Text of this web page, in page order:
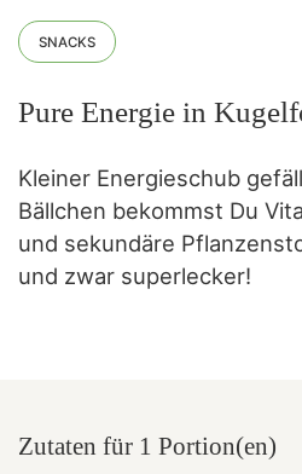
SNACKS
Pure Energie in
Kleiner Energieschub
Bällchen bekommst Du
und sekundäre
und zwar superlecker!
Zutaten für 1 Portion(en)